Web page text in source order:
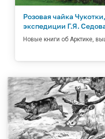
Розовая чайка
экспедиции Г.Я.
Новые книги об Арктике,